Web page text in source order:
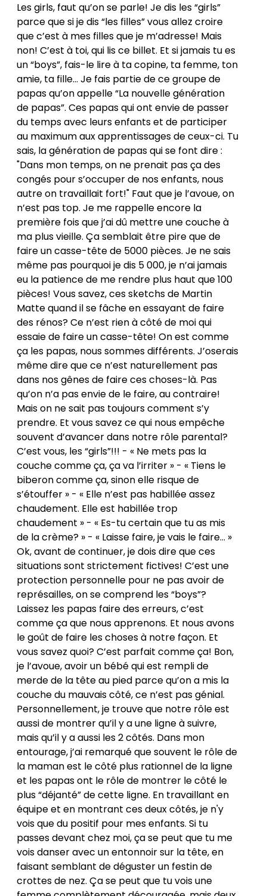
Les girls, faut qu’on se parle! Je dis les “girls”
parce que si je dis “les filles” vous allez croire
que c’est à mes filles que je m’adresse! Mais
non! C’est à toi, qui lis ce billet. Et si jamais tu es
un “boys”, fais-le lire à ta copine, ta femme, ton
amie, ta fille… Je fais partie de ce groupe de
papas qu’on appelle “La nouvelle génération
de papas”. Ces papas qui ont envie de passer
du temps avec leurs enfants et de participer
au maximum aux apprentissages de ceux-ci. Tu
sais, la génération de papas qui se font dire :
"Dans mon temps, on ne prenait pas ça des
congés pour s’occuper de nos enfants, nous
autre on travaillait fort!" Faut que je l’avoue, on
n’est pas top. Je me rappelle encore la
première fois que j’ai dû mettre une couche à
ma plus vieille. Ça semblait être pire que de
faire un casse-tête de 5000 pièces. Je ne sais
même pas pourquoi je dis 5 000, je n’ai jamais
eu la patience de me rendre plus haut que 100
pièces! Vous savez, ces sketchs de Martin
Matte quand il se fâche en essayant de faire
des rénos? Ce n’est rien à côté de moi qui
essaie de faire un casse-tête! On est comme
ça les papas, nous sommes différents. J’oserais
même dire que ce n’est naturellement pas
dans nos gênes de faire ces choses-là. Pas
qu’on n’a pas envie de le faire, au contraire!
Mais on ne sait pas toujours comment s’y
prendre. Et vous savez ce qui nous empêche
souvent d’avancer dans notre rôle parental?
C’est vous, les “girls”!!! - « Ne mets pas la
couche comme ça, ça va l’irriter » - « Tiens le
biberon comme ça, sinon elle risque de
s’étouffer » - « Elle n’est pas habillée assez
chaudement. Elle est habillée trop
chaudement » - « Es-tu certain que tu as mis
de la crème? » - « Laisse faire, je vais le faire… »
Ok, avant de continuer, je dois dire que ces
situations sont strictement fictives! C’est une
protection personnelle pour ne pas avoir de
représailles, on se comprend les “boys”?
Laissez les papas faire des erreurs, c’est
comme ça que nous apprenons. Et nous avons
le goût de faire les choses à notre façon. Et
vous savez quoi? C’est parfait comme ça! Bon,
je l’avoue, avoir un bébé qui est rempli de
merde de la tête au pied parce qu’on a mis la
couche du mauvais côté, ce n’est pas génial.
Personnellement, je trouve que notre rôle est
aussi de montrer qu’il y a une ligne à suivre,
mais qu’il y a aussi les 2 côtés. Dans mon
entourage, j’ai remarqué que souvent le rôle de
la maman est le côté plus rationnel de la ligne
et les papas ont le rôle de montrer le côté le
plus “déjanté” de cette ligne. En travaillant en
équipe et en montrant ces deux côtés, je n'y
vois que du positif pour mes enfants. Si tu
passes devant chez moi, ça se peut que tu me
vois danser avec un entonnoir sur la tête, en
faisant semblant de déguster un festin de
crottes de nez. Ça se peut que tu vois une